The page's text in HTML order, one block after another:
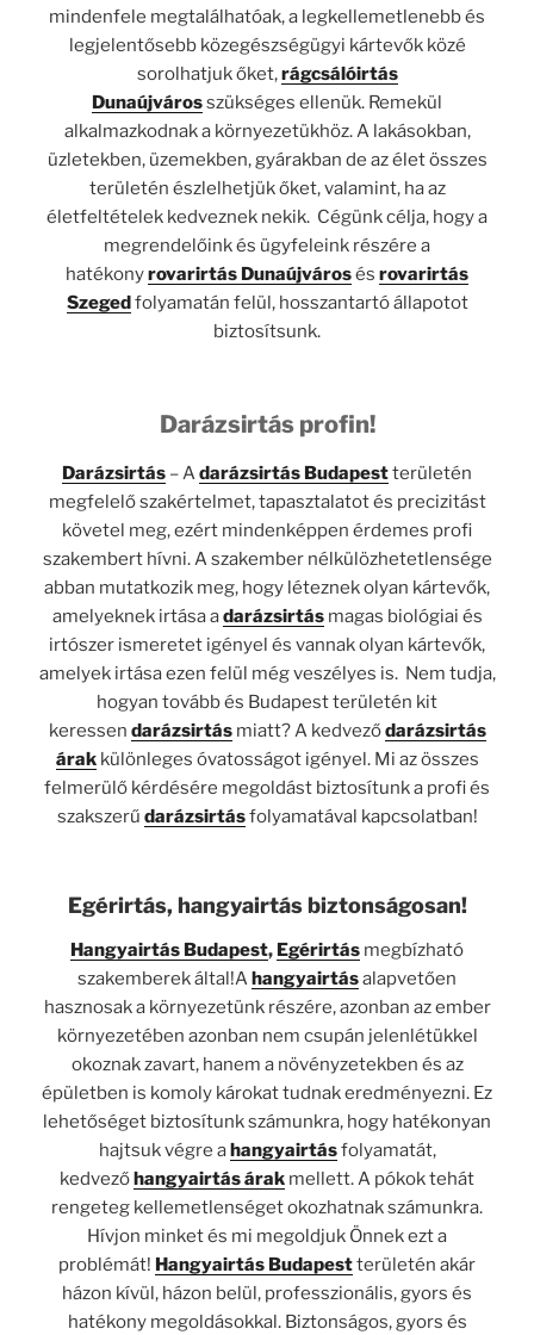
mindenfele megtalálhatóak, a legkellemetlenebb és
legjelentősebb közegészségügyi kártevők közé
sorolhatjuk őket,rágcsálóirtás
Dunaújvárosszükséges ellenük. Remekül
alkalmazkodnak a környezetükhöz. A lakásokban,
üzletekben, üzemekben, gyárakban de az élet összes
területén észlelhetjük őket, valamint, ha az
életfeltételek kedveznek nekik. Cégünk célja, hogy a
megrendelőink és ügyfeleink részére a
hatékonyrovarirtás Dunaújvárosés rovarirtás
Szegedfolyamatán felül, hosszantartó állapotot
biztosítsunk.
Darázsirtás profin!
Darázsirtás – Adarázsirtás Budapestterületén
megfelelő szakértelmet, tapasztalatot és precizitást
követel meg, ezért mindenképpen érdemes profi
szakembert hívni. A szakember nélkülözhetetlensége
abban mutatkozik meg, hogy léteznek olyan kártevők,
amelyeknek irtása adarázsirtásmagas biológiai és
irtószer ismeretet igényel és vannak olyan kártevők,
amelyek irtása ezen felül még veszélyes is. Nem tudja,
hogyan tovább és Budapest területén kit
keressen darázsirtásmiatt? A kedveződarázsirtás
árakkülönleges óvatosságot igényel. Mi az összes
felmerülő kérdésére megoldást biztosítunk a profi és
szakszerű darázsirtásfolyamatával kapcsolatban!
Egérirtás, hangyairtás biztonságosan!
Hangyairtás Budapest, Egérirtás megbízható
szakemberek által!A hangyairtásalapvetően
hasznosak a környezetünk részére, azonban az ember
környezetében azonban nem csupán jelenlétükkel
okoznak zavart, hanem a növényzetekben és az
épületben is komoly károkat tudnak eredményezni. Ez
lehetőséget biztosítunk számunkra, hogy hatékonyan
hajtsuk végre a hangyairtásfolyamatát,
kedvező hangyairtás árak mellett. A pókok tehát
rengeteg kellemetlenséget okozhatnak számunkra.
Hívjon minket és mi megoldjuk Önnek ezt a
problémát! Hangyairtás Budapestterületén akár
házon kívül, házon belül, professzionális, gyors és
hatékony megoldásokkal. Biztonságos, gyors és